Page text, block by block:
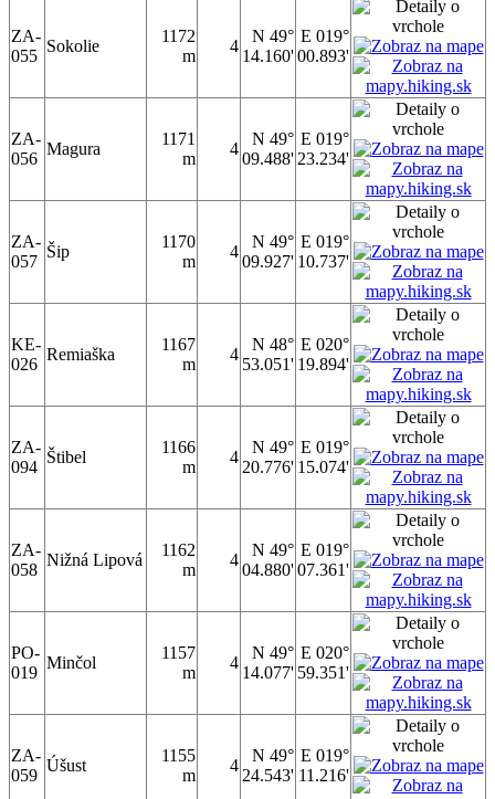
ZA-
055
Sokolie
1172
m
4
N 49°
14.160'
E 019°
00.893'
ZA-
056
Magura
1171
m
4
N 49°
09.488'
E 019°
23.234'
ZA-
057
Šip
1170
m
4
N 49°
09.927'
E 019°
10.737'
KE-
026
Remiaška
1167
m
4
N 48°
53.051'
E 020°
19.894'
ZA-
094
Štibel
1166
m
4
N 49°
20.776'
E 019°
15.074'
ZA-
058
Nižná Lipová
1162
m
4
N 49°
04.880'
E 019°
07.361'
PO-
019
Minčol
1157
m
4
N 49°
14.077'
E 020°
59.351'
ZA-
059
Úšust
1155
m
4
N 49°
24.543'
E 019°
11.216'